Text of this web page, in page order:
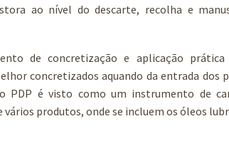
ao nível do descarte, recolha e
de concretização e aplicação prática
concretizados aquando da entrada dos
PDP é visto como um instrumento de
vários produtos, onde se incluem os óleos